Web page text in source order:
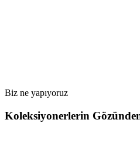
Biz ne yapıyoruz
Koleksiyonerlerin